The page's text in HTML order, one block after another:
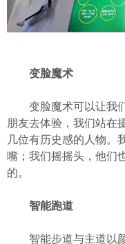
变脸魔术
变脸魔术可以让我们
朋友去体验，我们站在
几位有历史感的人物。
嘴；我们摇摇头，他们
的。
智能跑道
智能步道与主道以颜